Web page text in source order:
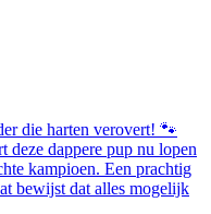
die harten verovert! 🐾
deze dappere pup nu lopen
kampioen. Een prachtig
bewijst dat alles mogelijk